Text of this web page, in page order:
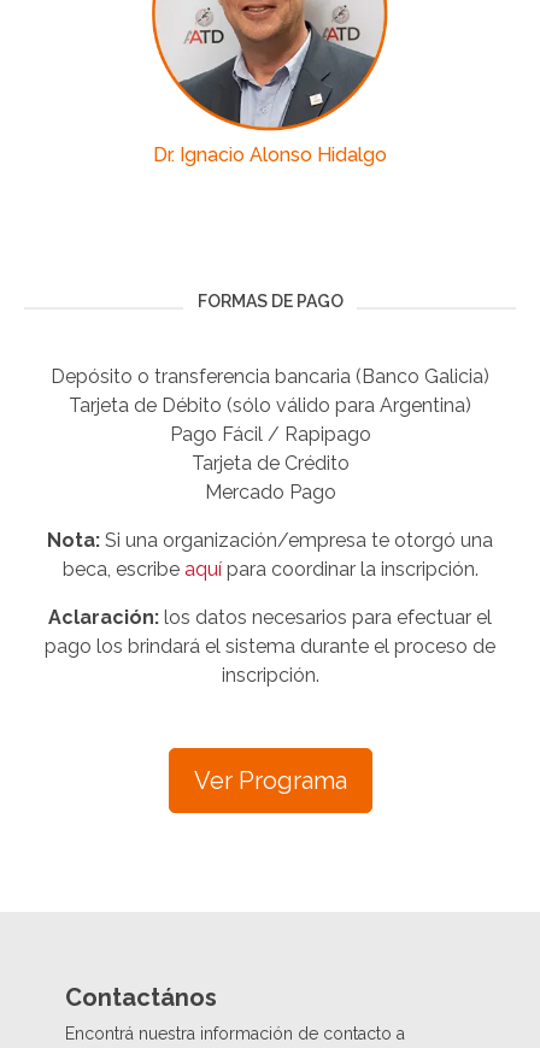
Dr. Ignacio Alonso Hidalgo
FORMAS DE PAGO
Depósito o transferencia bancaria (Banco Galicia)
Tarjeta de Débito (sólo válido para Argentina)
Pago Fácil / Rapipago
Tarjeta de Crédito
Mercado Pago
Nota: Si una organización/empresa te otorgó una
beca, escribe aquípara coordinar la inscripción.
Aclaración: los datos necesarios para efectuar el
pago los brindará el sistema durante el proceso de
inscripción.
Ver Programa
Contactános
Encontrá nuestra información de contacto a